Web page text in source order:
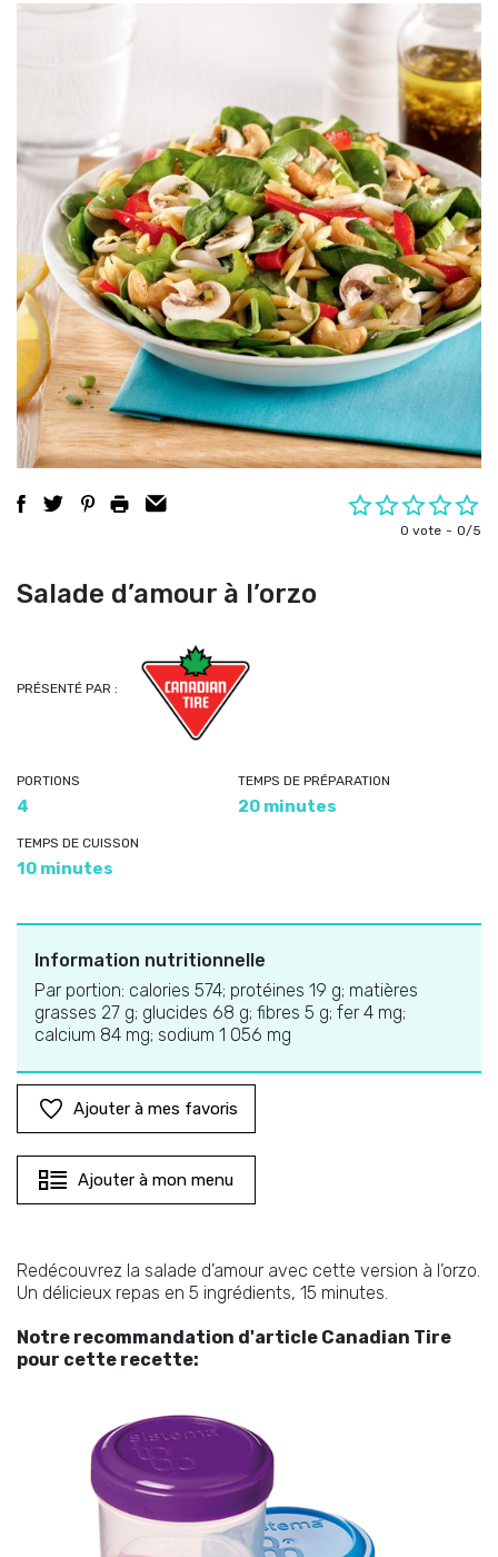
0 vote 0/5
Salade d’amour à l’orzo
PRÉSENTÉ PAR :
PORTIONS
4
TEMPS DE PRÉPARATION
20 minutes
TEMPS DE CUISSON
10 minutes
Information nutritionnelle
Par portion: calories 574; protéines 19 g; matières
grasses 27 g; glucides 68 g; fibres 5 g; fer 4 mg;
calcium 84 mg; sodium 1 056 mg
Ajouter à mes favoris
Ajouter à mon menu
Redécouvrez la salade d’amour avec cette version à l’orzo.
Un délicieux repas en 5 ingrédients, 15 minutes.
Notre recommandation d'article Canadian Tire
pour cette recette: